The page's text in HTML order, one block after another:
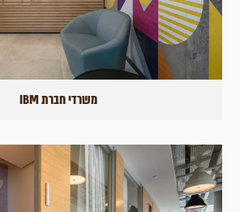
משרדי חברת IBM